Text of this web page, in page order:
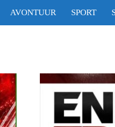
AVONTUUR SPORT